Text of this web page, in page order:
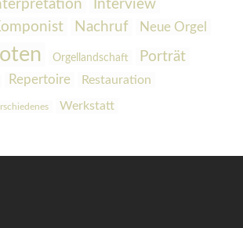
Interview
Nachruf Neue Orgel
Orgellandschaft Porträt
Repertoire Restauration
Werkstatt